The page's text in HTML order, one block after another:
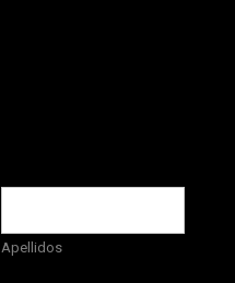
Apellidos